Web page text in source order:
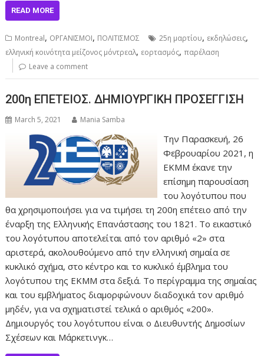
READ MORE
Montreal, ΟΡΓΑΝΙΣΜΟΙ, ΠΟΛΙΤΙΣΜΟΣ 25η μαρτίου, εκδηλώσεις,
ελληνική κοινότητα μείζονος μόντρεαλ, εορτασμός,παρέλαση
Leave a comment
200η ΕΠΕΤΕΙΟΣ. ΔΗΜΙΟΥΡΓΙΚΗ ΠΡΟΣΕΓΓΙΣΗ
March 5, 2021 Mania Samba
Την Παρασκευή, 26
Φεβρουαρίου 2021, η
ΕΚΜΜ έκανε την
επίσημη παρουσίαση
του λογότυπου που
θα χρησιμοποιήσει για να τιμήσει τη 200η επέτειο από την
έναρξη της Ελληνικής Επανάστασης του 1821. Το εικαστικό
του λογότυπου αποτελείται από τον αριθμό «2» στα
αριστερά, ακολουθούμενο από την ελληνική σημαία σε
κυκλικό σχήμα, στο κέντρο και το κυκλικό έμβλημα του
λογότυπου της ΕΚΜΜ στα δεξιά. Το περίγραμμα της σημαίας
και του εμβλήματος διαμορφώνουν διαδοχικά τον αριθμό
μηδέν, για να σχηματιστεί τελικά ο αριθμός «200».
Δημιουργός του λογότυπου είναι ο Διευθυντής Δημοσίων
Σχέσεων και Μάρκετινγκ…